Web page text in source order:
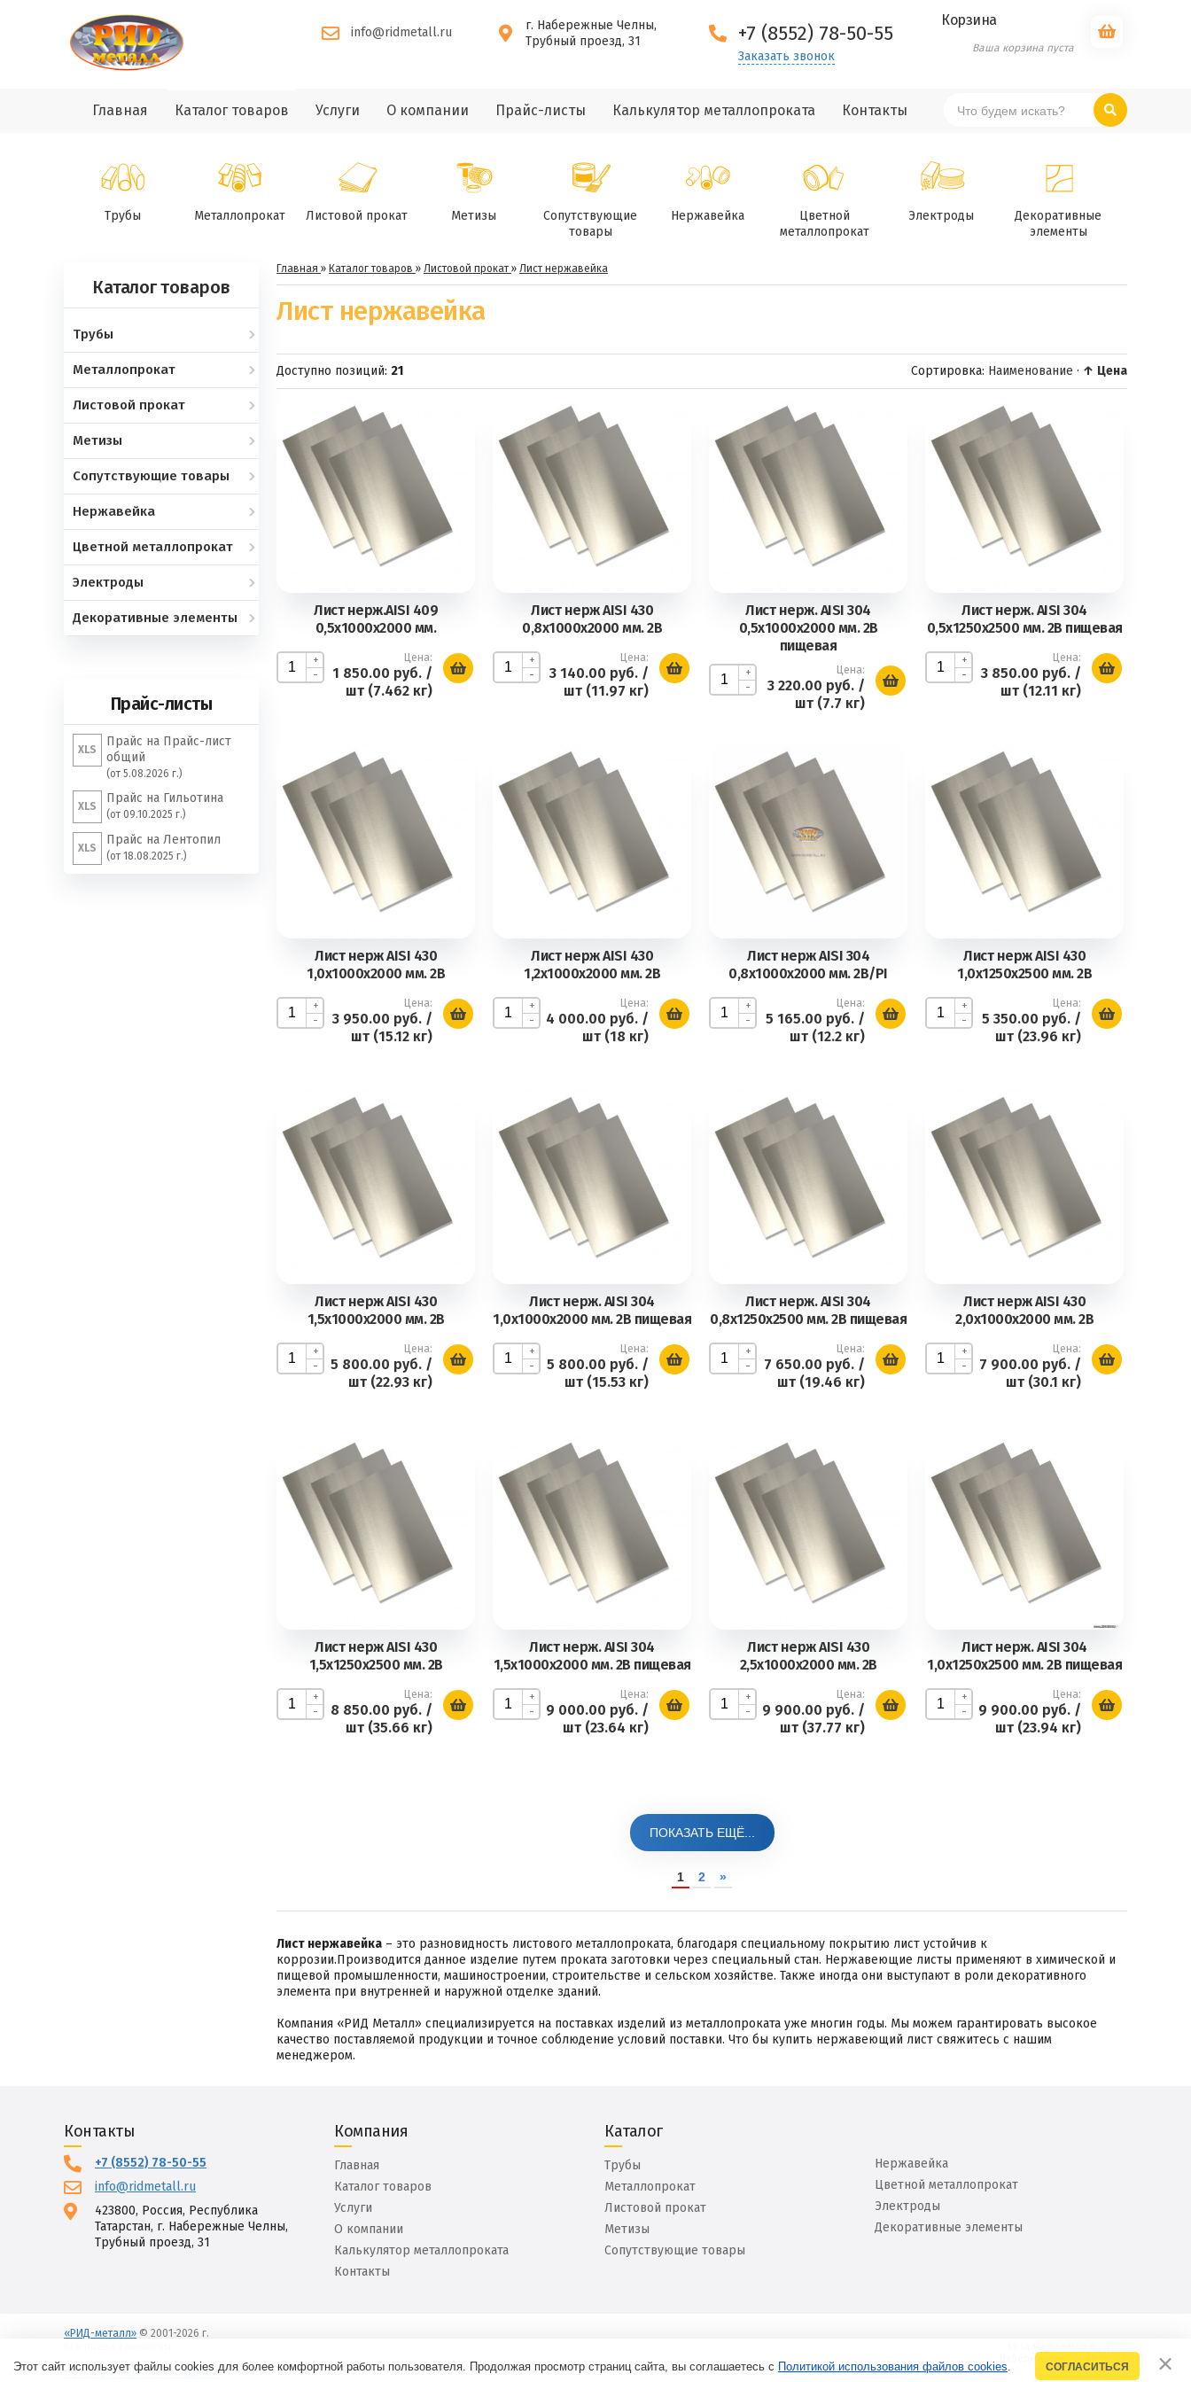
info@ridmetall.ru
г. Набережные Челны,
Трубный проезд, 31
+7 (8552) 78-50-55
Заказать звонок
Корзина
Ваша корзина пуста
Главная Каталог товаров Услуги О компании Прайс-листы Калькулятор металлопроката Контакты
Трубы Металлопрокат Листовой прокат Метизы
Сопутствующие
товары
Нержавейка
Цветной
металлопрокат
Электроды
Декоративные
элементы
Каталог товаров
Трубы
Металлопрокат
Листовой прокат
Метизы
Сопутствующие товары
Нержавейка
Цветной металлопрокат
Электроды
Декоративные элементы
Прайс-листы
XLS
Прайс на Прайс-лист
общий
(от 5.08.2026 г.)
XLS
Прайс на Гильотина
(от 09.10.2025 г.)
XLS
Прайс на Лентопил
(от 18.08.2025 г.)
Главная » Каталог товаров » Листовой прокат » Лист нержавейка
Лист нержавейка
Доступно позиций: 21 Сортировка: Наименование · ↑ Цена
Лист нерж.AISI 409
0,5х1000х2000 мм.
+
-
Цена:
1 850.00 руб. /
шт (7.462 кг)
Лист нерж AISI 430
0,8х1000х2000 мм. 2В
+
-
Цена:
3 140.00 руб. /
шт (11.97 кг)
Лист нерж. AISI 304
0,5х1000х2000 мм. 2В
пищевая
+
-
Цена:
3 220.00 руб. /
шт (7.7 кг)
Лист нерж. AISI 304
0,5х1250х2500 мм. 2В пищевая
+
-
Цена:
3 850.00 руб. /
шт (12.11 кг)
Лист нерж AISI 430
1,0х1000х2000 мм. 2В
+
-
Цена:
3 950.00 руб. /
шт (15.12 кг)
Лист нерж AISI 430
1,2х1000х2000 мм. 2В
+
-
Цена:
4 000.00 руб. /
шт (18 кг)
Лист нерж AISI 304
0,8х1000х2000 мм. 2В/PI
+
-
Цена:
5 165.00 руб. /
шт (12.2 кг)
Лист нерж AISI 430
1,0х1250х2500 мм. 2В
+
-
Цена:
5 350.00 руб. /
шт (23.96 кг)
Лист нерж AISI 430
1,5х1000х2000 мм. 2В
+
-
Цена:
5 800.00 руб. /
шт (22.93 кг)
Лист нерж. AISI 304
1,0х1000х2000 мм. 2В пищевая
+
-
Цена:
5 800.00 руб. /
шт (15.53 кг)
Лист нерж. AISI 304
0,8х1250х2500 мм. 2В пищевая
+
-
Цена:
7 650.00 руб. /
шт (19.46 кг)
Лист нерж AISI 430
2,0х1000х2000 мм. 2В
+
-
Цена:
7 900.00 руб. /
шт (30.1 кг)
Лист нерж AISI 430
1,5х1250х2500 мм. 2В
+
-
Цена:
8 850.00 руб. /
шт (35.66 кг)
Лист нерж. AISI 304
1,5х1000х2000 мм. 2В пищевая
+
-
Цена:
9 000.00 руб. /
шт (23.64 кг)
Лист нерж AISI 430
2,5х1000х2000 мм. 2В
+
-
Цена:
9 900.00 руб. /
шт (37.77 кг)
Лист нерж. AISI 304
1,0х1250х2500 мм. 2В пищевая
+
-
Цена:
9 900.00 руб. /
шт (23.94 кг)
ПОКАЗАТЬ ЕЩЁ...
1 2 »
Лист нержавейка – это разновидность листового металлопроката, благодаря специальному покрытию лист устойчив к
коррозии.Производится данное изделие путем проката заготовки через специальный стан. Нержавеющие листы применяют в химической и
пищевой промышленности, машиностроении, строительстве и сельском хозяйстве. Также иногда они выступают в роли декоративного
элемента при внутренней и наружной отделке зданий.
Компания «РИД Металл» специализируется на поставках изделий из металлопроката уже многин годы. Мы можем гарантировать высокое
качество поставляемой продукции и точное соблюдение условий поставки. Что бы купить нержавеющий лист свяжитесь с нашим
менеджером.
Контакты
+7 (8552) 78-50-55
info@ridmetall.ru
423800, Россия, Республика
Татарстан, г. Набережные Челны,
Трубный проезд, 31
Компания
Главная
Каталог товаров
Услуги
О компании
Калькулятор металлопроката
Контакты
Каталог
Трубы
Металлопрокат
Листовой прокат
Метизы
Сопутствующие товары
Нержавейка
Цветной металлопрокат
Электроды
Декоративные элементы
«РИД-металл» © 2001-2026 г.
Пользовательское соглашение
Набережных Челнах
Этот сайт использует файлы cookies для более комфортной работы пользователя. Продолжая просмотр страниц сайта, вы соглашаетесь с Политикой использования файлов cookies СОГЛАСИТЬСЯ